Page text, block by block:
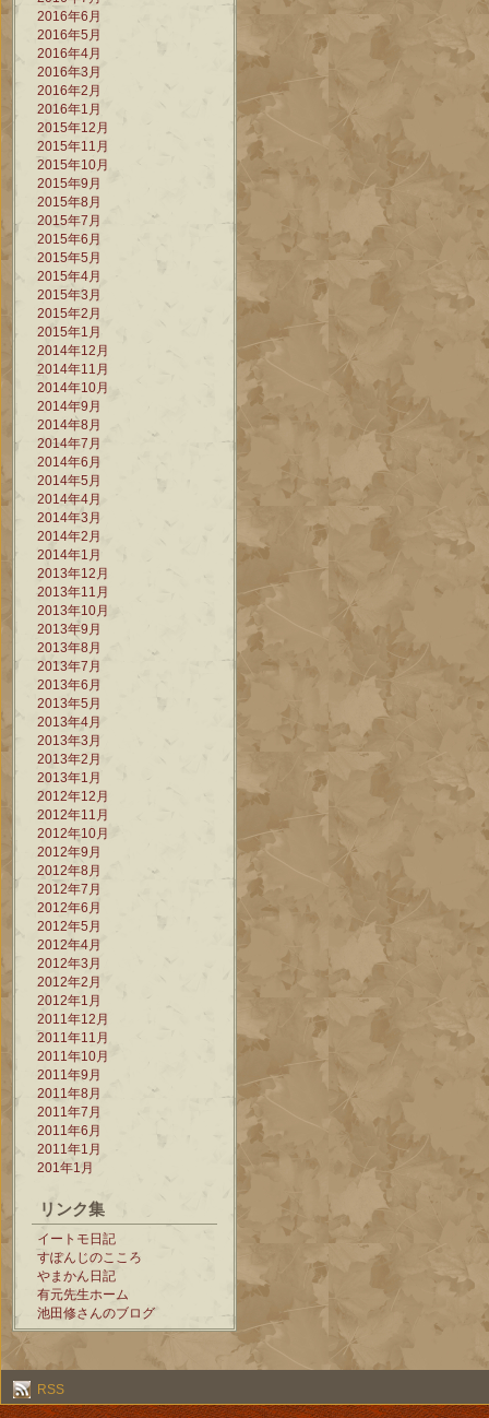
2016年6月
2016年5月
2016年4月
2016年3月
2016年2月
2016年1月
2015年12月
2015年11月
2015年10月
2015年9月
2015年8月
2015年7月
2015年6月
2015年5月
2015年4月
2015年3月
2015年2月
2015年1月
2014年12月
2014年11月
2014年10月
2014年9月
2014年8月
2014年7月
2014年6月
2014年5月
2014年4月
2014年3月
2014年2月
2014年1月
2013年12月
2013年11月
2013年10月
2013年9月
2013年8月
2013年7月
2013年6月
2013年5月
2013年4月
2013年3月
2013年2月
2013年1月
2012年12月
2012年11月
2012年10月
2012年9月
2012年8月
2012年7月
2012年6月
2012年5月
2012年4月
2012年3月
2012年2月
2012年1月
2011年12月
2011年11月
2011年10月
2011年9月
2011年8月
2011年7月
2011年6月
2011年1月
201年1月
リンク集
イートモ日記
すぽんじのこころ
やまかん日記
有元先生ホーム
池田修さんのブログ
RSS